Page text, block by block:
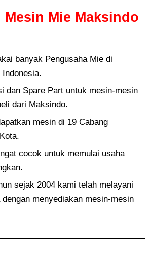
Mie Maksindo
banyak Pengusaha Mie di
dan Spare Part untuk mesin-mesin
dari Maksindo.
mesin di 19 Cabang
cocok untuk memulai usaha
sejak 2004 kami telah melayani
dengan menyediakan mesin-mesin